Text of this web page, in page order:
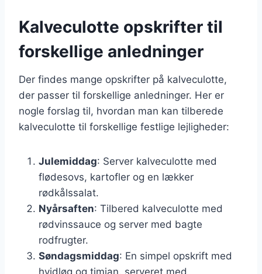
Kalveculotte opskrifter til
forskellige anledninger
Der findes mange opskrifter på kalveculotte,
der passer til forskellige anledninger. Her er
nogle forslag til, hvordan man kan tilberede
kalveculotte til forskellige festlige lejligheder:
Julemiddag: Server kalveculotte med
flødesovs, kartofler og en lækker
rødkålssalat.
Nyårsaften: Tilbered kalveculotte med
rødvinssauce og server med bagte
rodfrugter.
Søndagsmiddag: En simpel opskrift med
hvidløg og timian, serveret med